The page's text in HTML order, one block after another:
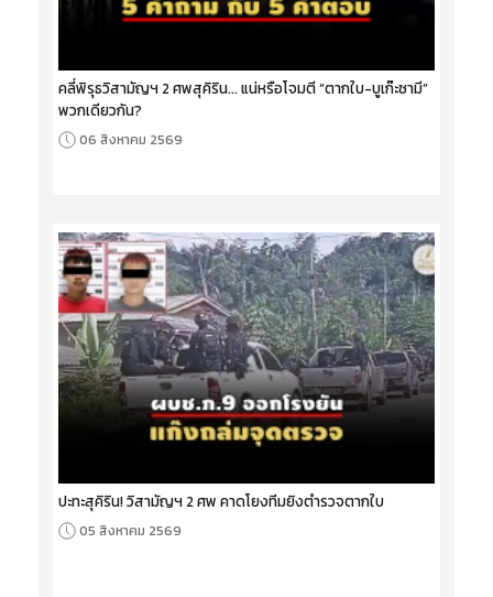
คลี่พิรุธวิสามัญฯ 2 ศพสุคิริน... แน่หรือโจมตี “ตากใบ-บูเก๊ะซามี”
พวกเดียวกัน?
06 สิงหาคม 2569
ปะทะสุคิริน! วิสามัญฯ 2 ศพ คาดโยงทีมยิงตำรวจตากใบ
05 สิงหาคม 2569